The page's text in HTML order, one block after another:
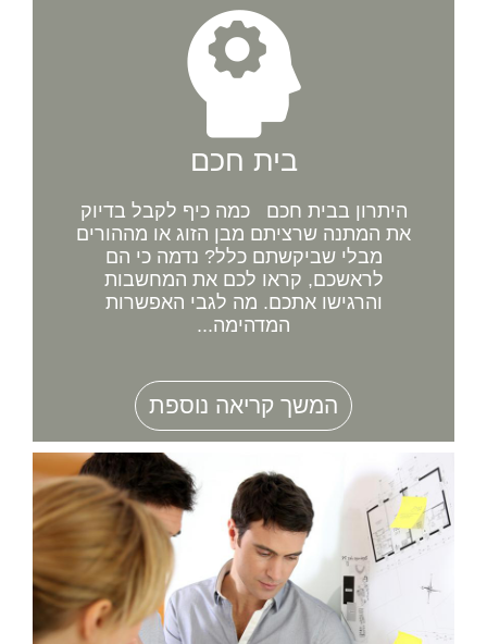
בית חכם
היתרון בבית חכם כמה כיף לקבל בדיוק
את המתנה שרציתם מבן הזוג או מההורים
מבלי שביקשתם כלל? נדמה כי הם
לראשכם, קראו לכם את המחשבות
והרגישו אתכם. מה לגבי האפשרות
המדהימה...
המשך קריאה נוספת